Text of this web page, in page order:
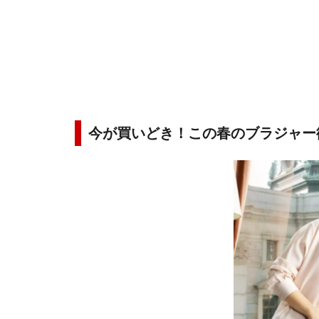
今が買いどき！この春のブラジャ